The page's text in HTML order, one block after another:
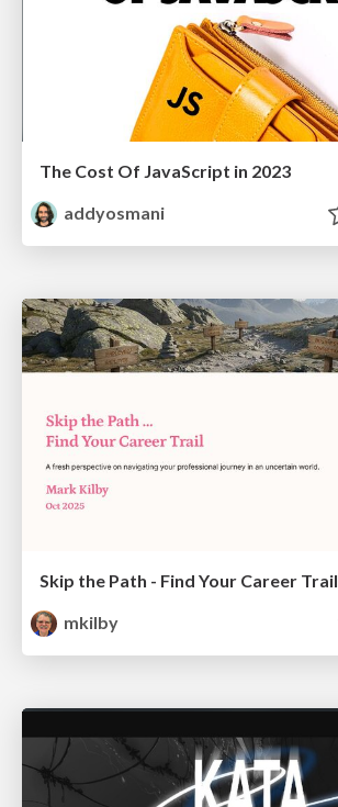
The Cost Of JavaScript in 2023
addyosmani
Skip the Path - Find Your Career Trail
mkilby